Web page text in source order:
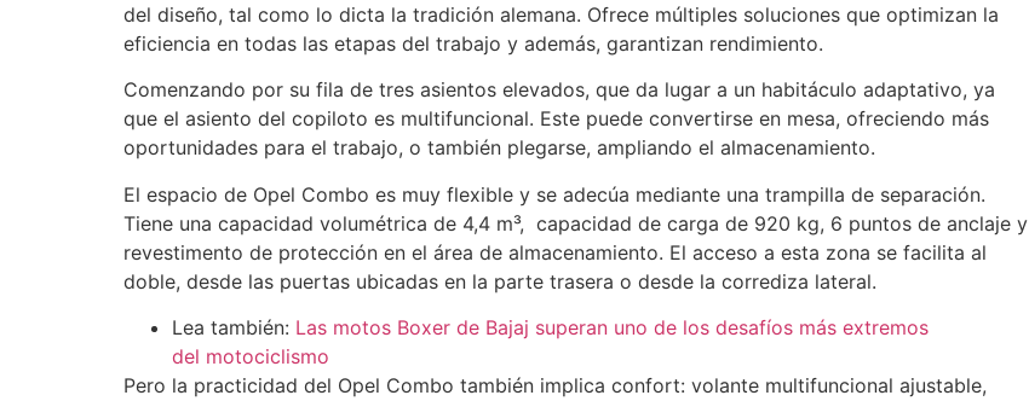
del diseño, tal como lo dicta la tradición alemana. Ofrece múltiples soluciones que optimizan la
eficiencia en todas las etapas del trabajo y además, garantizan rendimiento.
Comenzando por su fila de tres asientos elevados, que da lugar a un habitáculo adaptativo, ya
que el asiento del copiloto es multifuncional. Este puede convertirse en mesa, ofreciendo más
oportunidades para el trabajo, o también plegarse, ampliando el almacenamiento.
El espacio de Opel Combo es muy flexible y se adecúa mediante una trampilla de separación.
Tiene una capacidad volumétrica de 4,4 m³, capacidad de carga de 920 kg, 6 puntos de anclaje y
revestimento de protección en el área de almacenamiento. El acceso a esta zona se facilita al
doble, desde las puertas ubicadas en la parte trasera o desde la corrediza lateral.
Lea también: Las motos Boxer de Bajaj superan uno de los desafíos más extremos
del motociclismo
Pero la practicidad del Opel Combo también implica confort: volante multifuncional ajustable,